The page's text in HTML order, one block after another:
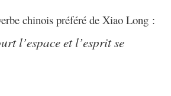
chinois préféré de Xiao Long :
l’espace et l’esprit se